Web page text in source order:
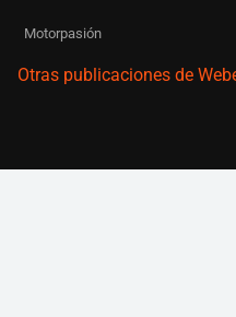
Motorpasión
Otras publicaciones de